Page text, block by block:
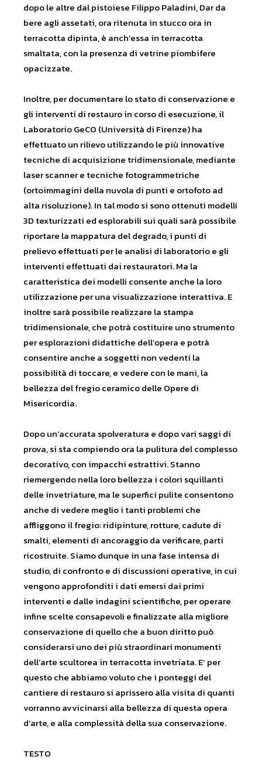
dopo le altre dal pistoiese Filippo Paladini, Dar da
bere agli assetati, ora ritenuta in stucco ora in
terracotta dipinta, è anch’essa in terracotta
smaltata, con la presenza di vetrine piombifere
opacizzate.
Inoltre, per documentare lo stato di conservazione e
gli interventi di restauro in corso di esecuzione, il
Laboratorio GeCO (Università di Firenze) ha
effettuato un rilievo utilizzando le più innovative
tecniche di acquisizione tridimensionale, mediante
laser scanner e tecniche fotogrammetriche
(ortoimmagini della nuvola di punti e ortofoto ad
alta risoluzione). In tal modo si sono ottenuti modelli
3D texturizzati ed esplorabili sui quali sarà possibile
riportare la mappatura del degrado, i punti di
prelievo effettuati per le analisi di laboratorio e gli
interventi effettuati dai restauratori. Ma la
caratteristica dei modelli consente anche la loro
utilizzazione per una visualizzazione interattiva. E
inoltre sarà possibile realizzare la stampa
tridimensionale, che potrà costituire uno strumento
per esplorazioni didattiche dell’opera e potrà
consentire anche a soggetti non vedenti la
possibilità di toccare, e vedere con le mani, la
bellezza del fregio ceramico delle Opere di
Misericordia.
Dopo un’accurata spolveratura e dopo vari saggi di
prova, si sta compiendo ora la pulitura del complesso
decorativo, con impacchi estrattivi. Stanno
riemergendo nella loro bellezza i colori squillanti
delle invetriature, ma le superfici pulite consentono
anche di vedere meglio i tanti problemi che
affliggono il fregio: ridipinture, rotture, cadute di
smalti, elementi di ancoraggio da verificare, parti
ricostruite. Siamo dunque in una fase intensa di
studio, di confronto e di discussioni operative, in cui
vengono approfonditi i dati emersi dai primi
interventi e dalle indagini scientifiche, per operare
infine scelte consapevoli e finalizzate alla migliore
conservazione di quello che a buon diritto può
considerarsi uno dei più straordinari monumenti
dell’arte scultorea in terracotta invetriata. E’ per
questo che abbiamo voluto che i ponteggi del
cantiere di restauro si aprissero alla visita di quanti
vorranno avvicinarsi alla bellezza di questa opera
d’arte, e alla complessità della sua conservazione.
TESTO